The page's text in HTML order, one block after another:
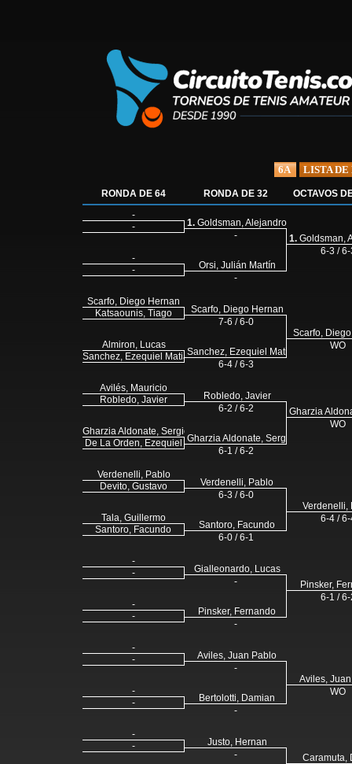
6A LISTA DE
RONDA DE 64
-
-
-
-
Scarfo, Diego Hernan
Katsaounis, Tiago
Almiron, Lucas
Sanchez, Ezequiel Matias
Avilés, Mauricio
Robledo, Javier
Gharzia Aldonate, Sergio
De La Orden, Ezequiel
Verdenelli, Pablo
Devito, Gustavo
Tala, Guillermo
Santoro, Facundo
-
-
-
-
-
-
-
-
-
-
RONDA DE 32
1. Goldsman, Alejandro
-
Orsi, Julián Martín
-
Scarfo, Diego Hernan
7-6 / 6-0
Sanchez, Ezequiel Matias
6-4 / 6-3
Robledo, Javier
6-2 / 6-2
Gharzia Aldonate, Sergio
6-1 / 6-2
Verdenelli, Pablo
6-3 / 6-0
Santoro, Facundo
6-0 / 6-1
Gialleonardo, Lucas
-
Pinsker, Fernando
-
Aviles, Juan Pablo
-
Bertolotti, Damian
-
Justo, Hernan
-
OCTAVOS
1. Goldsman,
6-3 / 6-
Scarfo,
WO
Gharzia
WO
Verdenelli,
6-4 / 6-
Pinsker,
6-1 / 6-
Aviles,
WO
Caramuta,